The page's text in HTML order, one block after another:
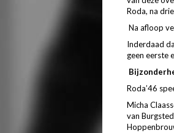
Roda, na
Na afloop
Inderdaad
geen eerste
Roda’46
Micha
van